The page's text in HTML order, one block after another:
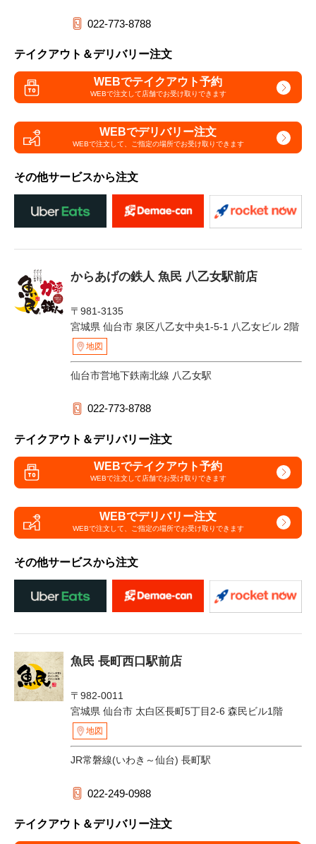
022-773-8788
テイクアウト＆デリバリー注文
WEBでテイクアウト予約
WEBで注文して店舗でお受け取りできます
WEBでデリバリー注文
WEBで注文して、 ご指定の場所でお受け取りできます
その他サービスから注文
からあげの鉄人 魚民 八乙女駅前店
〒981-3135
宮城県 仙台市 泉区八乙女中央1-5-1 八乙女ビル 2階
地図
仙台市営地下鉄南北線 八乙女駅
022-773-8788
テイクアウト＆デリバリー注文
WEBでテイクアウト予約
WEBで注文して店舗でお受け取りできます
WEBでデリバリー注文
WEBで注文して、 ご指定の場所でお受け取りできます
その他サービスから注文
魚民 長町西口駅前店
〒982-0011
宮城県 仙台市 太白区長町5丁目2-6 森民ビル1階
地図
JR常磐線(いわき～仙台) 長町駅
022-249-0988
テイクアウト＆デリバリー注文